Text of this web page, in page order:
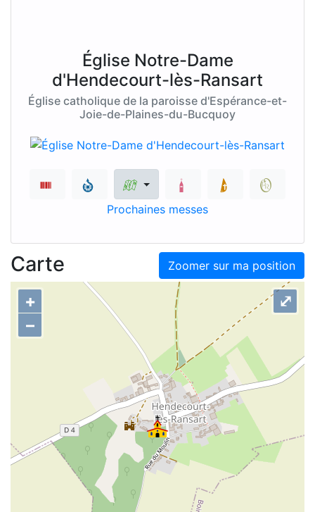
Église Notre-Dame
d'Hendecourt-lès-Ransart
Église catholique de la paroisse d'Espérance-et-
Joie-de-Plaines-du-Bucquoy
Prochaines messes
Zoomer sur ma position
Carte
+
–
⤢